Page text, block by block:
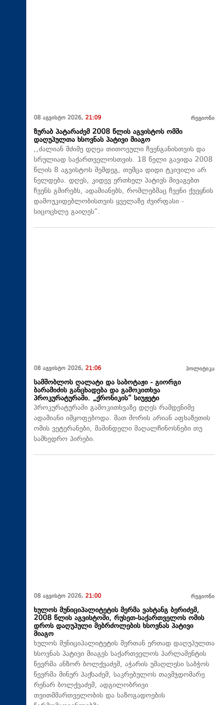
08 აგვისტო 2026, 21:09 რეგიონი
ზურაბ პატარაძემ 2008 წლის აგვისტოს ომში
დაღუპულთა ხსოვნას პატივი მიაგო
,,ძალიან მძიმე დღეა თითოეული ჩვენგანისთვის და
სრულიად საქართველოსთვის. 18 წელი გავიდა 2008
წლის 8 აგვისტოს შემდეგ, თუმცა დიდი ტკივილი არ
ნელდება. დღეს, კიდევ ერთხელ პატივს მივაგებთ
ჩვენს გმირებს, ადამიანებს, რომლებმაც ჩვენი ქვეყნის
დამოუკიდებლობისთვის ყველაზე ძვირფასი -
სიცოცხლე გაიღეს“.
08 აგვისტო 2026, 21:06 პოლიტიკა
სამშობლოს ღალატი და საბოტაჟი - გიორგი
ბარამიძის განცხადება და გამოკითხვა
პროკურატურაში. „ქრონიკის“ სიუჟეტი
პროკურატურაში გამოკითხვაზე დღეს რამდენიმე
ადამიანი იმყოფებოდა. მათ შორის არიან აფხაზეთის
ომის ვეტერანები, მაშინდელი მაღალჩინოსნები თუ
სამხედრო პირები.
08 აგვისტო 2026, 21:00 რეგიონი
ხულოს მუნიციპალიტეტის მერმა ვახტანგ ბერიძემ,
2008 წლის აგვისტოში, რუსეთ-საქართველოს ომის
დროს დაღუპული მებრძოლების ხსოვნას პატივი
მიაგო
ხულოს მუნიციპალიტეტის მერთან ერთად დაღუპულთა
ხსოვნას პატივი მიაგეს საქართველოს პარლამენტის
წევრმა ანზორ ბოლქვაძემ, აჭარის უმაღლესი საბჭოს
წევრმა მინურ პაქსაძემ, საკრებულოს თავმჯდომარე
რენარ ბოლქვაძემ, ადგილობრივი
თვითმმართველობის და საზოგადოების